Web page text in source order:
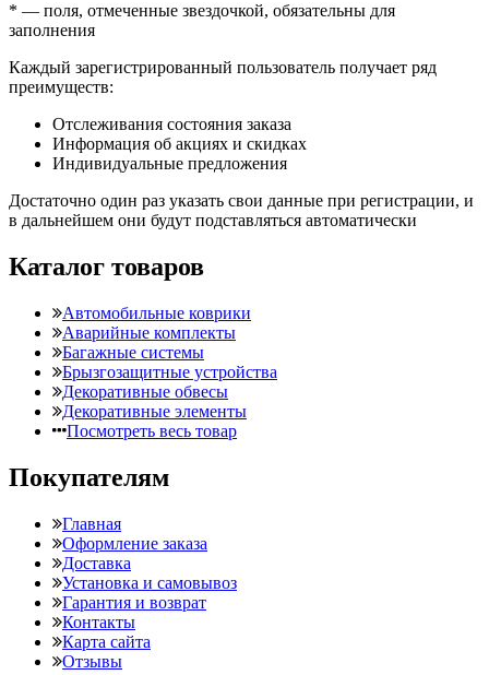
* — поля, отмеченные звездочкой, обязательны для
заполнения
Каждый зарегистрированный пользователь получает ряд
преимуществ:
Отслеживания состояния заказа
Информация об акциях и скидках
Индивидуальные предложения
Достаточно один раз указать свои данные при регистрации, и
в дальнейшем они будут подставляться автоматически
Каталог товаров
Автомобильные коврики
Аварийные комплекты
Багажные системы
Брызгозащитные устройства
Декоративные обвесы
Декоративные элементы
Посмотреть весь товар
Покупателям
Главная
Оформление заказа
Доставка
Установка и самовывоз
Гарантия и возврат
Контакты
Карта сайта
Отзывы